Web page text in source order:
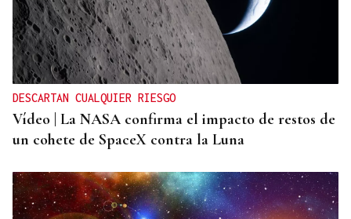
DESCARTAN CUALQUIER RIESGO
Vídeo | La NASA confirma el impacto de restos de
un cohete de SpaceX contra la Luna